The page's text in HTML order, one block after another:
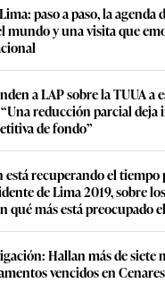
paso a paso, la agenda
mundo y una visita que
a LAP sobre la TUUA a
reducción parcial deja
de fondo”
está recuperando el tiempo
de Lima 2019, sobre
qué más está preocupado
Hallan más de siete
vencidos en